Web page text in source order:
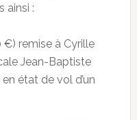
ainsi :
€) remise à Cyrille
Jean-Baptiste
état de vol d’un